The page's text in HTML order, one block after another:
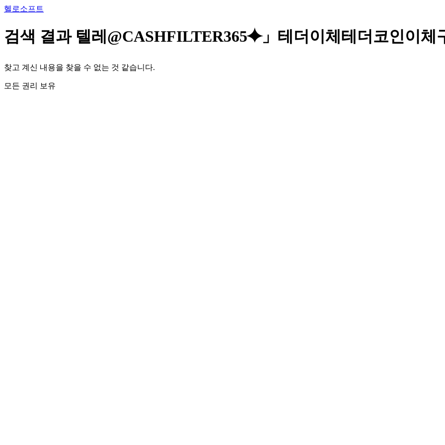
콘
츠
로
뛰
기
헬로소프트
검색 결과 텔레@CASHFILTER365⯌」테더이체테더코인이체
찾고 계신 내용을 찾을 수 없는 것 같습니다.
모든 권리 보유